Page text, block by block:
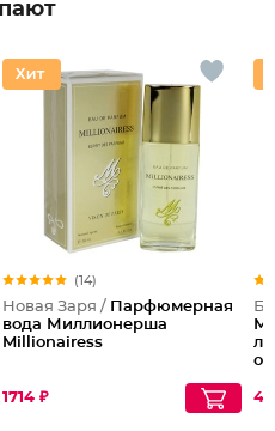
(14)
Новая Заря / Парфюмерная
вода Миллионерша
Millionairess
1714 ₽